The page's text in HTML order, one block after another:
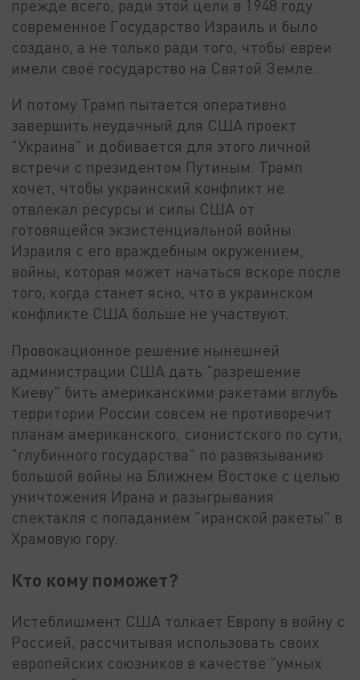
прежде всего, ради этой цели в 1948 году
современное Государство Израиль и было
создано, а не только ради того, чтобы евреи
имели своё государство на Святой Земле.
И потому Трамп пытается оперативно
завершить неудачный для США проект
"Украина" и добивается для этого личной
встречи с президентом Путиным. Трамп
хочет, чтобы украинский конфликт не
отвлекал ресурсы и силы США от
готовящейся экзистенциальной войны
Израиля с его враждебным окружением,
войны, которая может начаться вскоре после
того, когда станет ясно, что в украинском
конфликте США больше не участвуют.
Провокационное решение нынешней
администрации США дать "разрешение
Киеву" бить американскими ракетами вглубь
территории России совсем не противоречит
планам американского, сионистского по сути,
"глубинного государства" по развязыванию
большой войны на Ближнем Востоке с целью
уничтожения Ирана и разыгрывания
спектакля с попаданием "иранской ракеты" в
Храмовую гору.
Кто кому поможет?
Истеблишмент США толкает Европу в войну с
Россией, рассчитывая использовать своих
европейских союзников в качестве "умных